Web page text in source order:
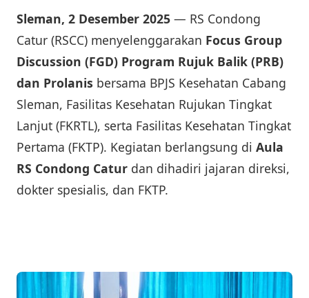
Sleman, 2 Desember 2025 — RS Condong
Catur (RSCC) menyelenggarakan Focus Group
Discussion (FGD) Program Rujuk Balik (PRB)
dan Prolanis bersama BPJS Kesehatan Cabang
Sleman, Fasilitas Kesehatan Rujukan Tingkat
Lanjut (FKRTL), serta Fasilitas Kesehatan Tingkat
Pertama (FKTP). Kegiatan berlangsung di Aula
RS Condong Catur dan dihadiri jajaran direksi,
dokter spesialis, dan FKTP.